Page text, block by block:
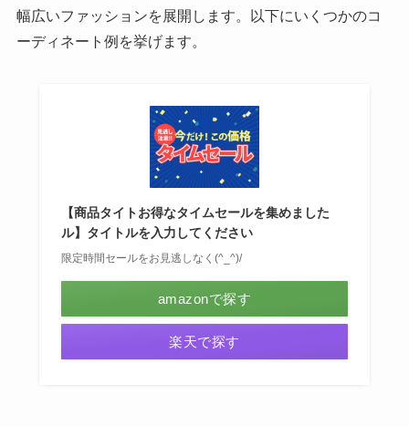
幅広いファッションを展開します。以下にいくつかのコ
ーディネート例を挙げます。
【商品タイトお得なタイムセールを集めました
ル】タイトルを入力してください
限定時間セールをお見逃しなく(^_^)/
amazonで探す
楽天で探す